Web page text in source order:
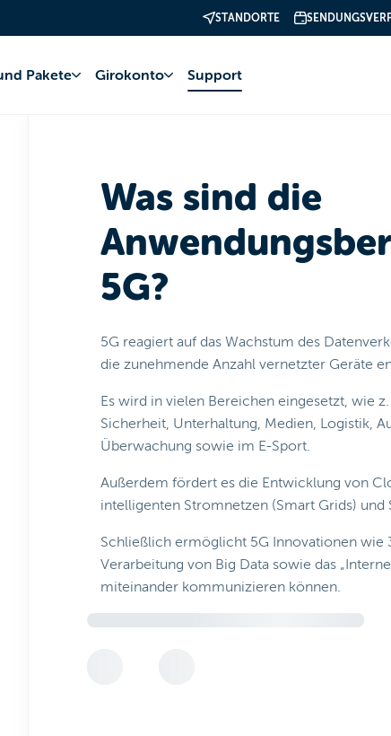
STANDORTE
Pakete Girokonto Support
Was sind die
5G?
5G reagiert auf das Wachstum des
die zunehmende Anzahl vernetzter Geräte
Es wird in vielen Bereichen eingesetzt, wie
Sicherheit, Unterhaltung, Medien, Logistik,
Überwachung sowie im E-Sport.
Außerdem fördert es die Entwicklung von
intelligenten Stromnetzen (Smart Grids) und
Schließlich ermöglicht 5G Innovationen
Verarbeitung von Big Data sowie das
miteinander kommunizieren können.